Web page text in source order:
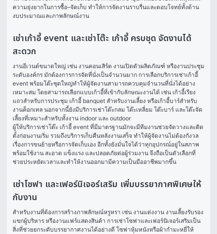
ความยุ่งยากในการซื้อ–จัดเก็บ ทำให้การจัดงานราบรื่นและตอบโจทย์ทั้งด้าน
งบประมาณและภาพลักษณ์งาน
เช่าเก้าอี้ event และเช่าโต๊ะ เก้าอี้ ครบชุด จัดงานได้
สะดวก
งานอีเวนต์ขนาดใหญ่ เช่น งานคอนเสิร์ต งานเปิดตัวผลิตภัณฑ์ หรืองานประชุม
ระดับองค์กร มักต้องการการจัดที่นั่งเป็นจำนวนมาก การเลือกบริการเช่าเก้าอี้
event พร้อมโต๊ะชุดใหญ่ทำให้ผู้จัดงานสามารถควบคุมจำนวนที่นั่งได้อย่าง
เหมาะสม โดยสามารถเลือกแบบเก้าอี้ที่เข้ากับลักษณะงานได้ เช่น เก้าอี้เรียง
แถวสำหรับการประชุม เก้าอี้ banquet สำหรับงานเลี้ยง หรือเก้าอี้บาร์สำหรับ
งานค็อกเทล นอกจากนี้ยังมีบริการเช่าโต๊ะกลม โต๊ะเหลี่ยม โต๊ะบาร์ และโต๊ะจัด
เลี้ยงที่เหมาะสำหรับทั้งงาน indoor และ outdoor
ผู้ให้บริการเช่าโต๊ะ เก้าอี้ event ที่มีมาตรฐานมักจะมีทีมงานช่วยจัดวางและติด
ตั้งก่อนงานเริ่ม รวมถึงบริการเก็บคืนหลังงานเสร็จ ทำให้ผู้จัดงานไม่ต้องกังวล
เรื่องการขนย้ายหรือการจัดเก็บเอง อีกทั้งยังมั่นใจได้ว่าทุกอุปกรณ์อยู่ในสภาพ
พร้อมใช้งาน สะอาด แข็งแรง และปลอดภัยต่อผู้ร่วมงาน จึงถือเป็นตัวเลือกที่
ช่วยประหยัดเวลาและทำให้งานออกมามีความเป็นมืออาชีพมากขึ้น
เช่าโซฟา และเฟอร์นิเจอร์เสริม เพิ่มบรรยากาศพิเศษให้
กับงาน
สำหรับงานที่ต้องการสร้างภาพลักษณ์หรูหรา เช่น งานแต่งงาน งานเลี้ยงรับรอง
แขกผู้บริหาร หรืองานแฟร์แสดงสินค้า การเช่าโซฟาและเฟอร์นิเจอร์เสริมเป็น
สิ่งที่ช่วยยกระดับบรรยากาศงานได้อย่างดี โซฟาหุ้มหนังหรือผ้ากำมะหยี่ให้